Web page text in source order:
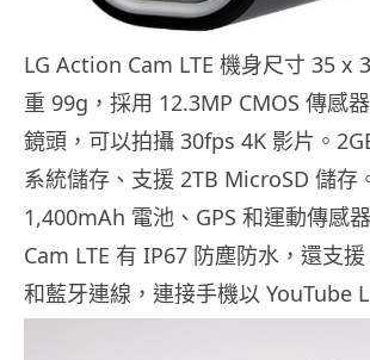
LG Action Cam LTE 機身尺寸 35 x
重 99g，採用 12.3MP CMOS 傳感
鏡頭，可以拍攝 30fps 4K 影片。
系統儲存、支援 2TB MicroSD 儲存
1,400mAh 電池、GPS 和運動傳感
Cam LTE 有 IP67 防塵防水，還支
和藍牙連線，連接手機以 YouTube